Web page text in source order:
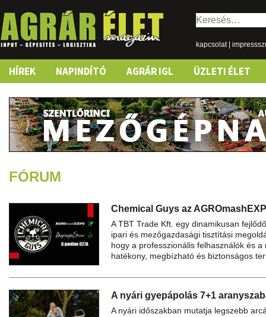
Keresés:
kapcsolat|
Skip
content
HÍREK NAPINDÍTÓ AGRÁR IGL ÜZLETI ÉLET
FÓRUM
Chemical Guys az
A TBT Trade Kft. egy dinamikusan
ipari és mezőgazdasági tisztítási
hogy a professzionális felhasználók és
hatékony, megbízható és biztonságos
A nyári gyepápolás 7+1
A nyári időszakban mutatja legszebb